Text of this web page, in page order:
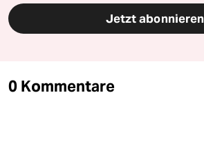
Jetzt abonnieren
0 Kommentare